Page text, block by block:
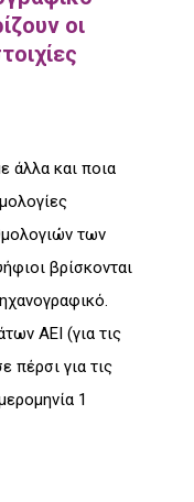
οι
άλλα και ποια
των
βρίσκονται
ΑΕΙ (για τις
πέρσι για τις
1